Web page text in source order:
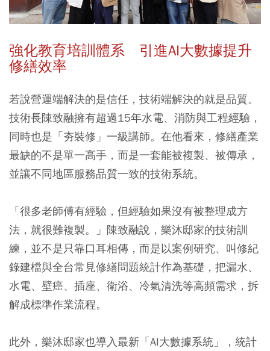
強化教育培訓體系 引進AI大數據提升
修繕效率
若說營運端解決的是信任，技術端解決的就是品質。
技術長陳致融擁有超過15年水電、消防與工程經驗，
同時也是「夯裝修」一級講師。在他看來，修繕產業
最缺的不是單一高手，而是一套能被複製、被傳承，
並讓不同地區服務品質一致的技術系統。
「很多老師傅有經驗，但經驗如果沒有被整理成方
法，就很難複製。」陳致融說，樂沐邸家的技術訓
練，並不是只靠口耳相傳，而是以案例研究、叫修紀
錄建檔與全台常見修繕問題統計作為基礎，把漏水、
水電、壁癌、插座、衛浴、冷氣清洗等高頻需求，拆
解成標準作業流程。
此外，樂沐邸家也導入最新「AI大數據系統」，統計